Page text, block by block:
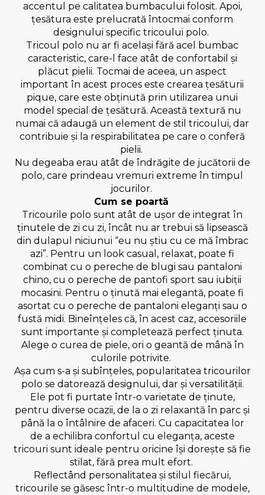
accentul pe calitatea bumbacului folosit. Apoi,
țesătura este prelucrată întocmai conform
designului specific tricoului polo.
Tricoul polo nu ar fi același fără acel bumbac
caracteristic, care-l face atât de confortabil și
plăcut pielii. Tocmai de aceea, un aspect
important în acest proces este crearea țesăturii
pique, care este obținută prin utilizarea unui
model special de țesătură. Această textură nu
numai că adaugă un element de stil tricoului, dar
contribuie și la respirabilitatea pe care o conferă
pielii.
Nu degeaba erau atât de îndrăgite de jucătorii de
polo, care prindeau vremuri extreme în timpul
jocurilor.
Cum se poartă
Tricourile polo sunt atât de ușor de integrat în
ținutele de zi cu zi, încât nu ar trebui să lipsească
din dulapul niciunui “eu nu știu cu ce mă îmbrac
azi”. Pentru un look casual, relaxat, poate fi
combinat cu o pereche de blugi sau pantaloni
chino, cu o pereche de pantofi sport sau iubiții
mocasini. Pentru o ținută mai elegantă, poate fi
asortat cu o pereche de pantaloni eleganți sau o
fustă midi. Bineînțeles că, în acest caz, accesoriile
sunt importante și completează perfect ținuta.
Alege o curea de piele, ori o geantă de mână în
culorile potrivite.
Așa cum s-a și subînțeles, popularitatea tricourilor
polo se datorează designului, dar și versatilității.
Ele pot fi purtate într-o varietate de ținute,
pentru diverse ocazii, de la o zi relaxantă în parc și
până la o întâlnire de afaceri. Cu capacitatea lor
de a echilibra confortul cu eleganța, aceste
tricouri sunt ideale pentru oricine își dorește să fie
stilat, fără prea mult efort.
Reflectând personalitatea și stilul fiecărui,
tricourile se găsesc într-o multitudine de modele,